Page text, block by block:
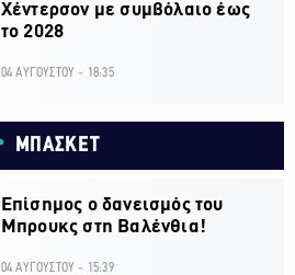
Χέντερσον με συμβόλαιο έως
το 2028
04 ΑΥΓΟΥΣΤΟΥ - 18:35
ΜΠΑΣΚΕΤ
Επίσημος ο δανεισμός του
Μπρουκς στη Βαλένθια!
04 ΑΥΓΟΥΣΤΟΥ - 15:39